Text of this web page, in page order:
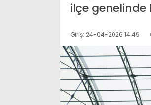
ilçe genelinde
Giriş: 24-04-2026 14:49